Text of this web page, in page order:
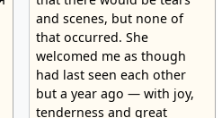
and scenes, but none of
that occurred. She
welcomed me as though
had last seen each other
but a year ago — with joy,
tenderness and great